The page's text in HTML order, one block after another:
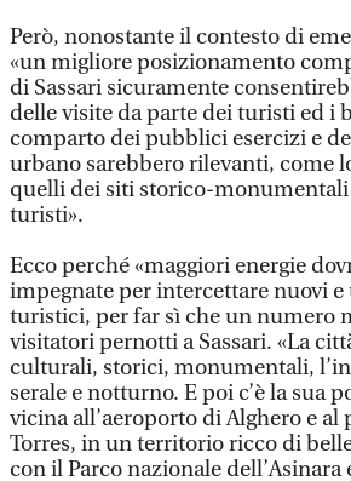
Però, nonostante il contesto di
«un migliore posizionamento
di Sassari sicuramente
delle visite da parte dei turisti ed i
comparto dei pubblici esercizi e
urbano sarebbero rilevanti, come
quelli dei siti storico-
turisti».
Ecco perché «maggiori energie
impegnate per intercettare nuovi
turistici, per far sì che un numero
visitatori pernotti a Sassari. «La
culturali, storici, monumentali,
serale e notturno. E poi c’è la sua
vicina all’aeroporto di Alghero e al
Torres, in un territorio ricco di
con il Parco nazionale dell’Asinara